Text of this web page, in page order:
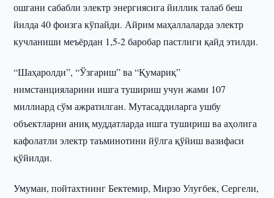
ошгани сабабли электр энергиясига йиллик талаб беш
йилда 40 фоизга кўпайди. Айрим маҳаллаларда электр
кучланиши меъёрдан 1,5-2 баробар пастлиги қайд этилди.
“Шаҳаролди”, “Ўзгариш” ва “Қумариқ”
нимстанцияларини ишга тушириш учун жами 107
миллиард сўм ажратилган. Мутасаддиларга ушбу
объектларни аниқ муддатларда ишга тушириш ва аҳолига
кафолатли электр таъминотини йўлга қўйиш вазифаси
қўйилди.
Умуман, пойтахтнинг Бектемир, Мирзо Улуғбек, Сергели,